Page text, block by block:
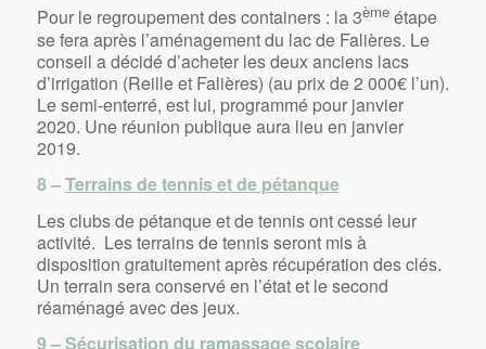
Pour le regroupement des containers : la 3èmeétape
se fera après l’aménagement du lac de Falières. Le
conseil a décidé d’acheter les deux anciens lacs
d’irrigation (Reille et Falières) (au prix de 2 000€ l’un).
Le semi-enterré, est lui, programmé pour janvier
2020. Une réunion publique aura lieu en janvier
2019.
8 –Terrains de tennis et de pétanque
Les clubs de pétanque et de tennis ont cessé leur
activité. Les terrains de tennis seront mis à
disposition gratuitement après récupération des clés.
Un terrain sera conservé en l’état et le second
réaménagé avec des jeux.
9 –Sécurisation du ramassage scolaire